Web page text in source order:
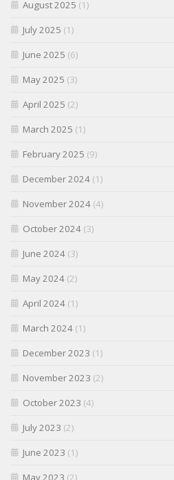
August 2025 (1)
July 2025 (1)
June 2025 (6)
May 2025 (3)
April 2025 (2)
March 2025 (1)
February 2025 (9)
December 2024 (1)
November 2024 (4)
October 2024 (3)
June 2024 (3)
May 2024 (2)
April 2024 (1)
March 2024 (1)
December 2023 (1)
November 2023 (2)
October 2023 (4)
July 2023 (2)
June 2023 (1)
May 2023 (2)